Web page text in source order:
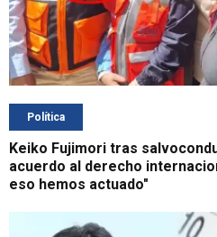
Política
Keiko Fujimori tras
acuerdo al derecho
eso hemos actuado"